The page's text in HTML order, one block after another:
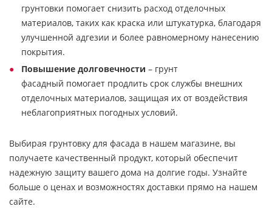
грунтовки помогает снизить расход отделочных
материалов, таких как краска или штукатурка, благодаря
улучшенной адгезии и более равномерному нанесению
покрытия.
Повышение долговечности – грунт
фасадный помогает продлить срок службы внешних
отделочных материалов, защищая их от воздействия
неблагоприятных погодных условий.
Выбирая грунтовку для фасада в нашем магазине, вы
получаете качественный продукт, который обеспечит
надежную защиту вашего дома на долгие годы. Узнайте
больше о ценах и возможностях доставки прямо на нашем
сайте.